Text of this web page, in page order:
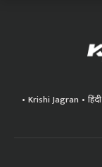
Krishi Jagran हिंदी